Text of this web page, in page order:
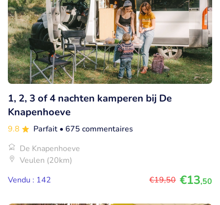
1, 2, 3 of 4 nachten kamperen bij De
Knapenhoeve
9.8 Parfait • 675 commentaires
De Knapenhoeve
Veulen (20km)
Vendu : 142
€19,50 €13,50